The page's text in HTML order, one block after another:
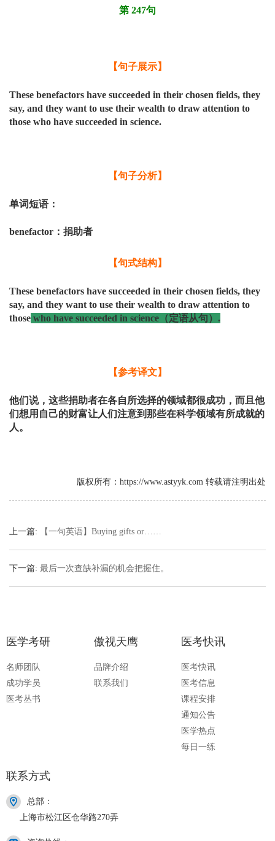
第 247句
【句子展示】
These benefactors have succeeded in their chosen fields, they
say, and they want to use their wealth to draw attention to
those who have succeeded in science.
【句子分析】
单词短语：
benefactor ：捐助者
【句式结构】
These benefactors have succeeded in their chosen fields, they
say, and they want to use their wealth to draw attention to
those who have succeeded in science （定语从句） .
【参考译文】
他们说，这些捐助者在各自所选择的领域都很成功，而且他
们想用自己的财富让人们注意到那些在科学领域有所成就的
人。
版权所有：https://www.astyyk.com 转载请注明出处
上一篇: 【一句英语】Buying gifts or……
下一篇: 最后一次查缺补漏的机会把握住。
医学考研
名师团队
成功学员
医考丛书
傲视天鹰
品牌介绍
联系我们
医考快讯
医考快讯
医考信息
课程安排
通知公告
医学热点
每日一练
联系方式
总部：
上海市松江区仓华路270弄